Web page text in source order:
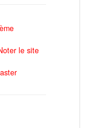
le site